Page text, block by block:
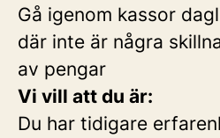
Gå igenom kassor
där inte är några
av pengar
Vi vill att du är:
Du har tidigare